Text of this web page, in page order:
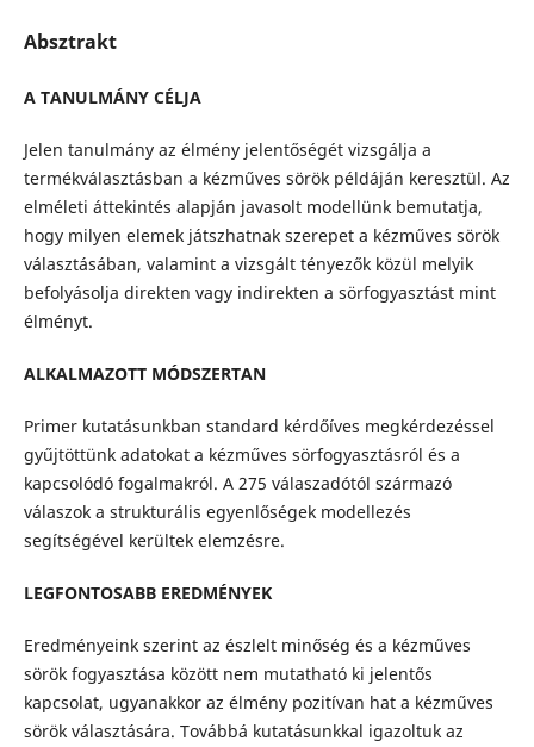
Absztrakt
A TANULMÁNY CÉLJA
Jelen tanulmány az élmény jelentőségét vizsgálja a
termékválasztásban a kézműves sörök példáján keresztül. Az
elméleti áttekintés alapján javasolt modellünk bemutatja,
hogy milyen elemek játszhatnak szerepet a kézműves sörök
választásában, valamint a vizsgált tényezők közül melyik
befolyásolja direkten vagy indirekten a sörfogyasztást mint
élményt.
ALKALMAZOTT MÓDSZERTAN
Primer kutatásunkban standard kérdőíves megkérdezéssel
gyűjtöttünk adatokat a kézműves sörfogyasztásról és a
kapcsolódó fogalmakról. A 275 válaszadótól származó
válaszok a strukturális egyenlőségek modellezés
segítségével kerültek elemzésre.
LEGFONTOSABB EREDMÉNYEK
Eredményeink szerint az észlelt minőség és a kézműves
sörök fogyasztása között nem mutatható ki jelentős
kapcsolat, ugyanakkor az élmény pozitívan hat a kézműves
sörök választására. Továbbá kutatásunkkal igazoltuk az